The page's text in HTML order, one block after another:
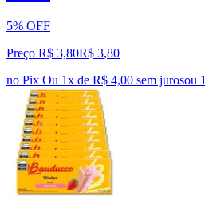
5% OFF
Preço R$ 3,80R$ 3,80
no Pix Ou 1x de R$ 4,00 sem jurosou 1